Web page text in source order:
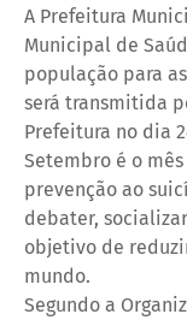
A Prefeitura
Municipal de
população para
será transmitida
Prefeitura no dia
Setembro é o
prevenção ao
debater,
objetivo de
mundo.
Segundo a